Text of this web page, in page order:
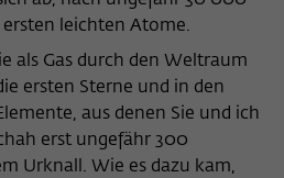
leichten Atome.
als Gas durch den Weltraum
ersten Sterne und in den
aus denen Sie und ich
erst ungefähr 300
Urknall. Wie es dazu kam,